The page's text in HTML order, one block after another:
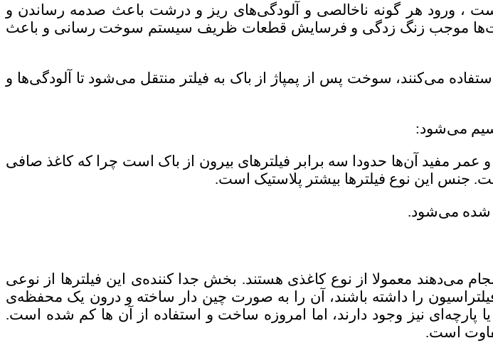
ورود هر گونه ناخالصی و آلودگی‌های ریز و درشت باعث صدمه رساندن و
موجب زنگ زدگی و فرسایش قطعات ظریف سیستم سوخت رسانی و باعث
استفاده می‌کنند، سوخت پس از پمپاژ از باک به فیلتر منتقل می‌شود تا آلودگی‌ها و
می‌شود:
عمر مفید آن‌ها حدودا سه برابر فیلترهای بیرون از باک است چرا که کاغذ صافی
جنس این نوع فیلترها بیشتر پلاستیک است.
شده می‌شود.
معمولا از نوع کاغذی هستند. بخش جدا کننده‌ی این فیلترها از نوعی
را داشته باشند، آن را به صورت چین دار ساخته و درون یک محفظه‌ی
پارچه‌ای نیز وجود دارند، اما امروزه ساخت و استفاده از آن ها کم شده است.
است.